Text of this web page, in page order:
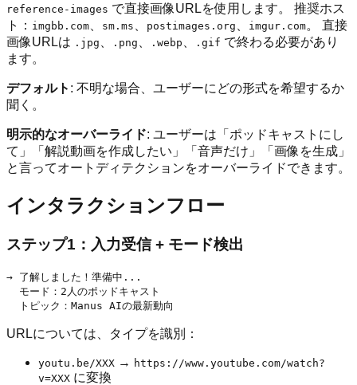
reference-images で直接画像URLを使用します。 推奨ホス
ト： imgbb.com sm.ms postimages.org imgur.com。 直接
画像URLは .jpg .png .webp .gif で終わる必要があり
ます。
デフォルト : 不明な場合、ユーザーにどの形式を希望するか
聞く。
明示的なオーバーライド: ユーザーは「ポッドキャストにし
て」「解説動画を作成したい」「音声だけ」「画像を生成」
と言ってオートディテクションをオーバーライドできます。
インタラクションフロー
ステップ1：入力受信 + モード検出
→ 了解しました！準備中...
  モード：2人のポッドキャスト
URLについては、タイプを識別：
youtu.be/XXX → https://www.youtube.com/watch?
v=XXX に変換